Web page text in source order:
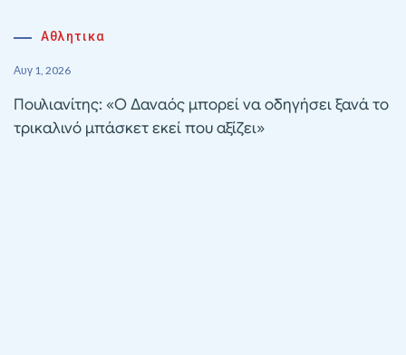
Αθλητικα
Αυγ 1, 2026
Πουλιανίτης: «Ο Δαναός μπορεί να οδηγήσει ξανά το
τρικαλινό μπάσκετ εκεί που αξίζει»